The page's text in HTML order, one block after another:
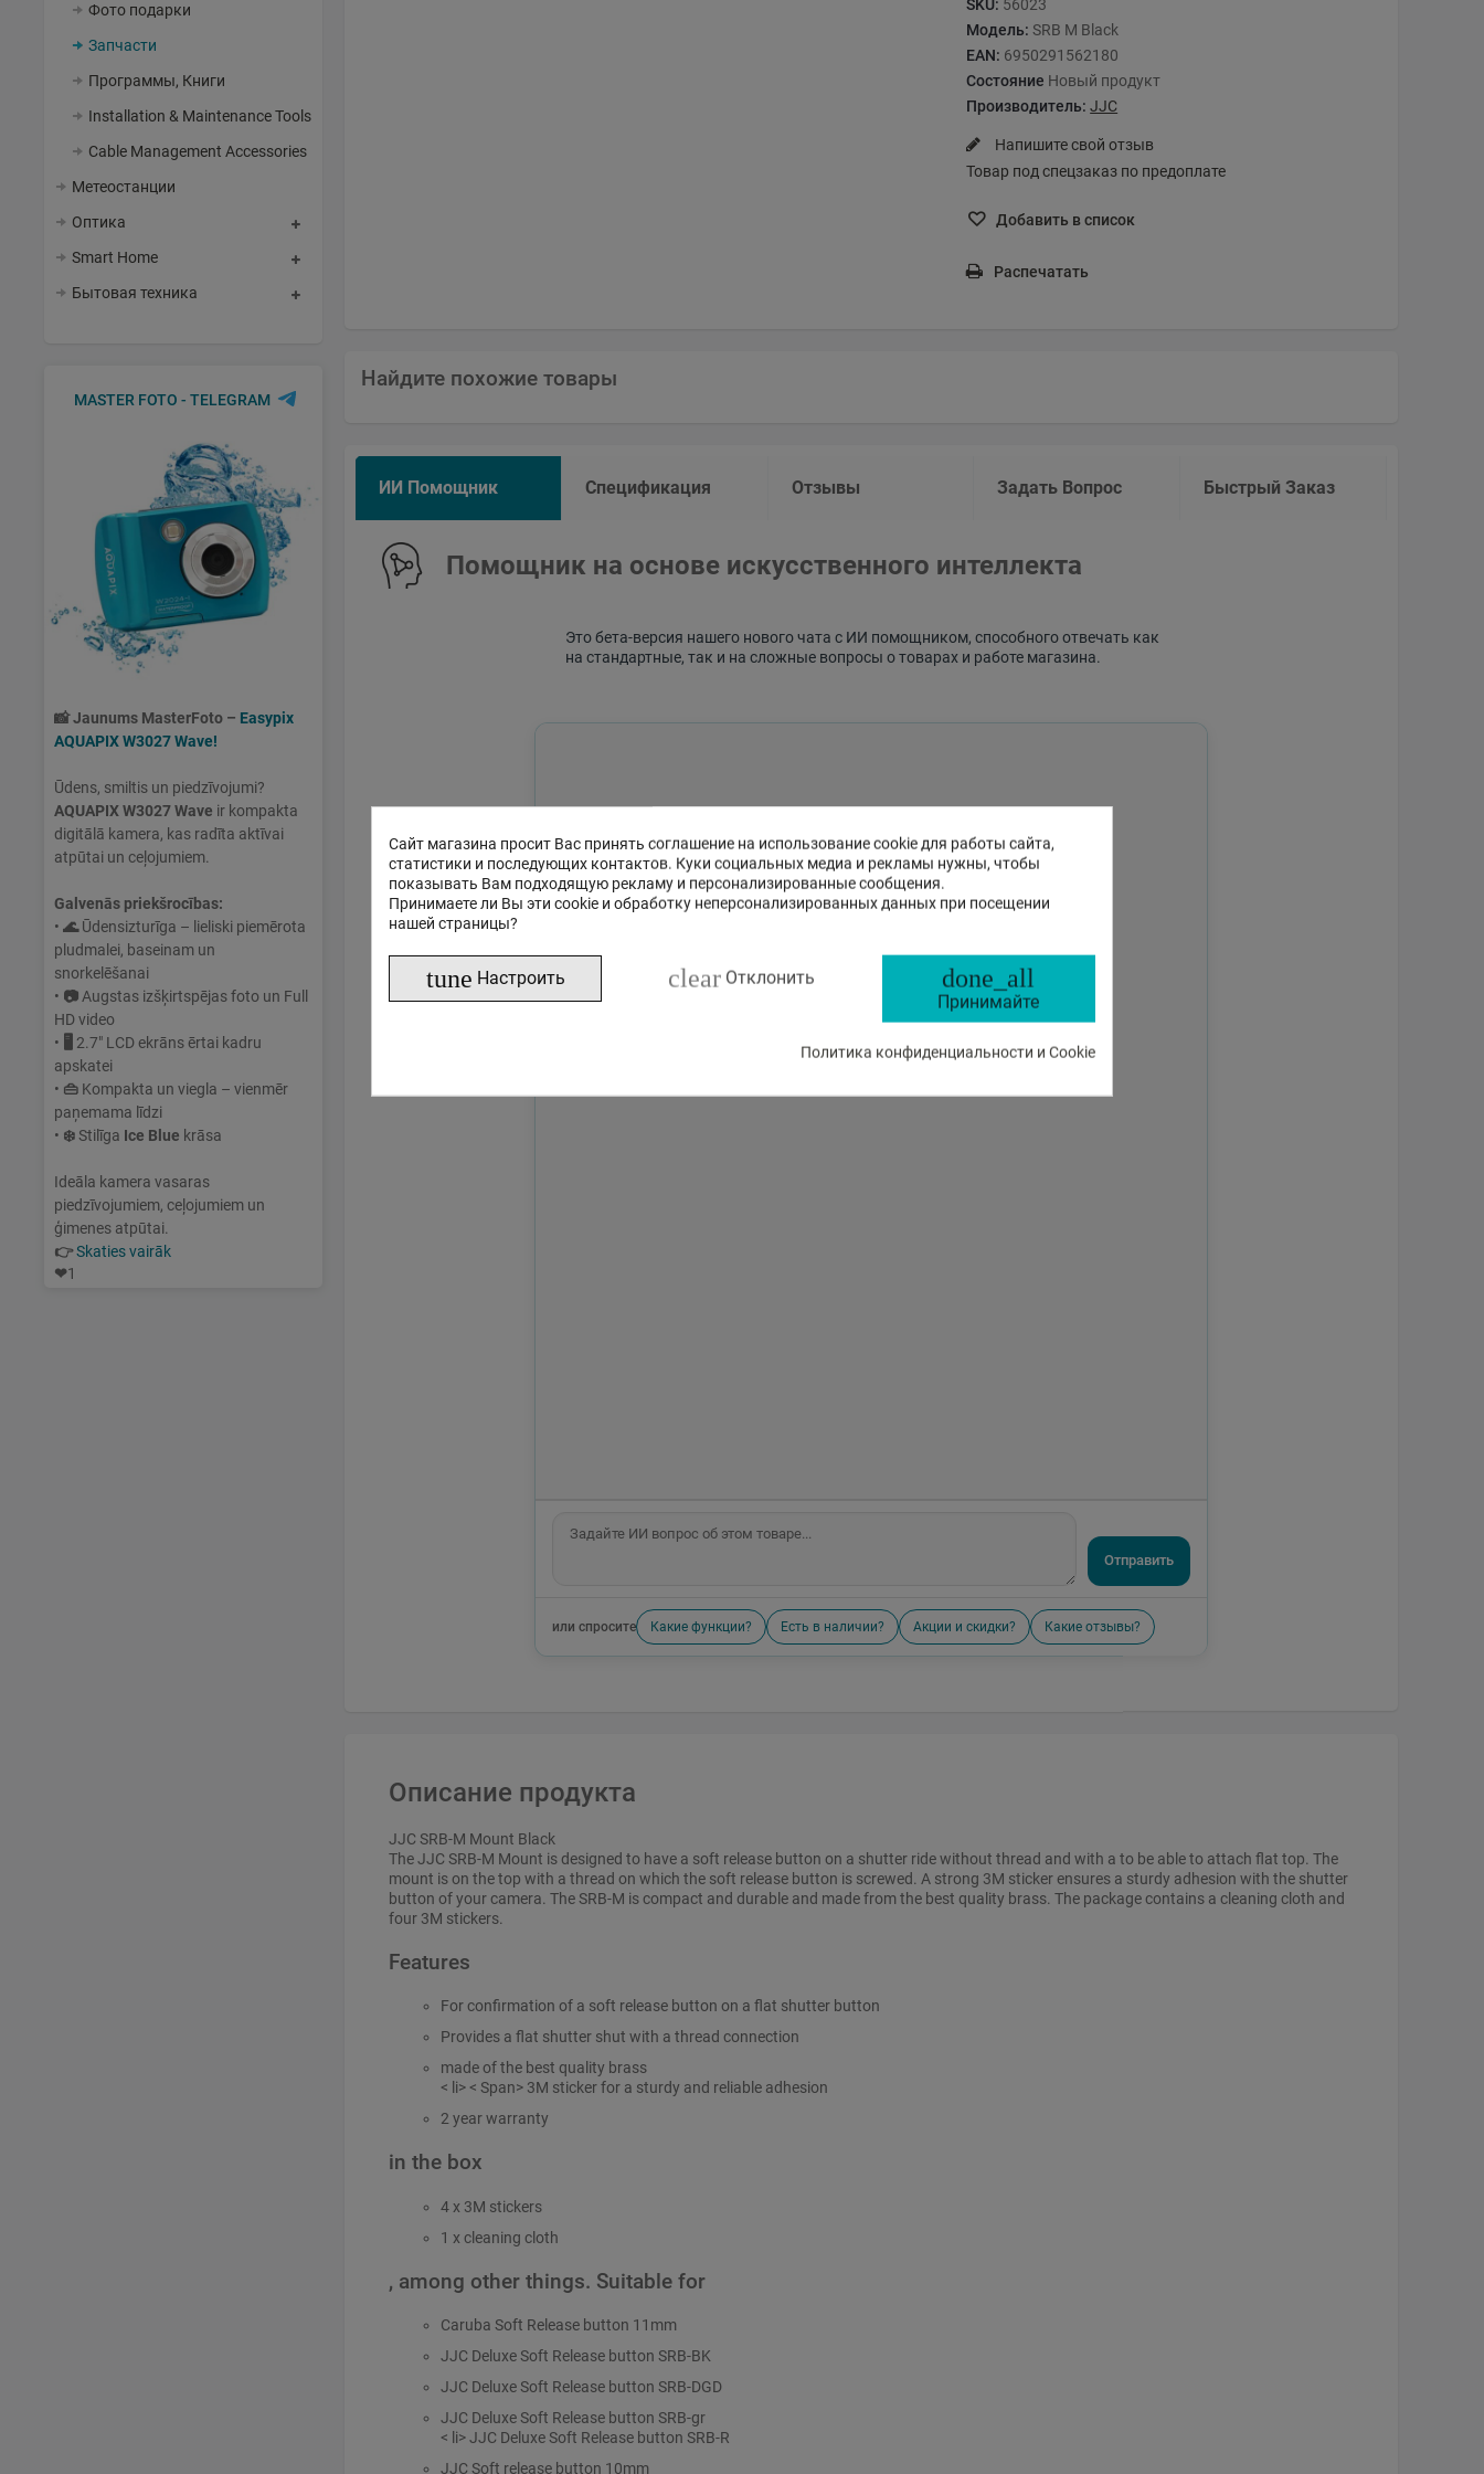
Сайт магазина просит Вас принять соглашение на использование cookie для работы сайта,
статистики и последующих контактов. Куки социальных медиа и рекламы нужны, чтобы
показывать Вам подходящую рекламу и персонализированные сообщения.
Принимаете ли Вы эти cookie и обработку неперсонализированных данных при посещении
нашей страницы?
tune Настроить clear Отклонить done_all
Принимайте
Политика конфиденциальности и Cookie
Фото подарки
Запчасти
Программы, Книги
Installation & Maintenance Tools
Cable Management Accessories
Метеостанции
Оптика
Smart Home
Бытовая техника
MASTER FOTO - TELEGRAM
📸Jaunums MasterFoto – Easypix
AQUAPIX W3027 Wave!
Ūdens, smiltis un piedzīvojumi?
AQUAPIX W3027 Wave ir kompakta
digitālā kamera, kas radīta aktīvai
atpūtai un ceļojumiem.
Galvenās priekšrocības:
• 🌊Ūdensizturīga – lieliski piemērota
pludmalei, baseinam un
snorkelēšanai
• 📷 Augstas izšķirtspējas foto un Full
HD video
• 🖥 2.7" LCD ekrāns ērtai kadru
apskatei
• 👜 Kompakta un viegla – vienmēr
paņemama līdzi
• ❄️Stilīga Ice Blue krāsa
Ideāla kamera vasaras
piedzīvojumiem, ceļojumiem un
ģimenes atpūtai.
👉Skaties vairāk
❤1
SKU: 56023
Модель: SRB M Black
EAN: 6950291562180
Состояние Новый продукт
Производитель: JJC
Напишите свой отзыв
Товар под спецзаказ по предоплате
Добавить в список
Распечатать
Найдите похожие товары
ИИ Помощник Спецификация Отзывы Задать Вопрос Быстрый Заказ
Помощник на основе искусственного интеллекта
Это бета-версия нашего нового чата с ИИ помощником, способного отвечать как
на стандартные, так и на сложные вопросы о товарах и работе магазина.
Отправить
или спросите Какие функции? Есть в наличии? Акции и скидки? Какие отзывы?
Описание продукта
JJC SRB-M Mount Black
The JJC SRB-M Mount is designed to have a soft release button on a shutter ride without thread and with a to be able to attach flat top. The
mount is on the top with a thread on which the soft release button is screwed. A strong 3M sticker ensures a sturdy adhesion with the shutter
button of your camera. The SRB-M is compact and durable and made from the best quality brass. The package contains a cleaning cloth and
four 3M stickers.
Features
For confirmation of a soft release button on a flat shutter button
Provides a flat shutter shut with a thread connection
made of the best quality brass
< li> < Span> 3M sticker for a sturdy and reliable adhesion
2 year warranty
in the box
4 x 3M stickers
1 x cleaning cloth
, among other things. Suitable for
Caruba Soft Release button 11mm
JJC Deluxe Soft Release button SRB-BK
JJC Deluxe Soft Release button SRB-DGD
JJC Deluxe Soft Release button SRB-gr
< li>JJC Deluxe Soft Release button SRB-R
JJC Soft release button 10mm